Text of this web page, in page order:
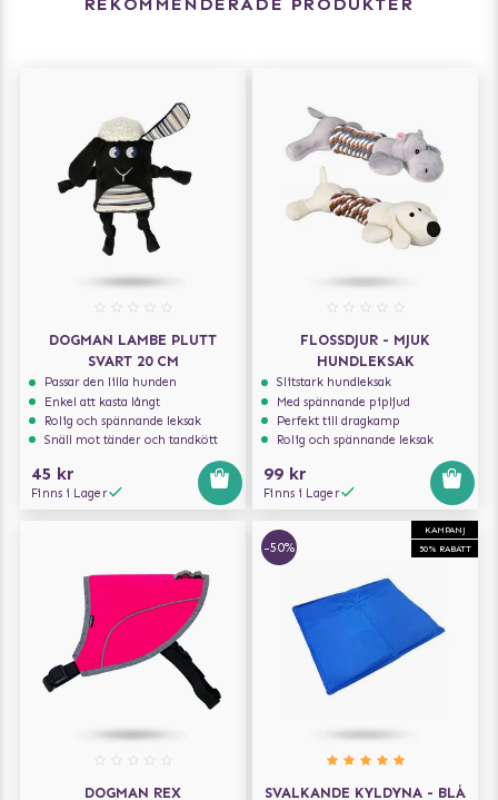
DOGMAN LAMBE PLUTT
SVART 20 CM
Passar den lilla hunden
Enkel att kasta långt
Rolig och spännande leksak
Snäll mot tänder och tandkött
45 kr
Finns i Lager
FLOSSDJUR - MJUK
HUNDLEKSAK
Slitstark hundleksak
Med spännande pipljud
Perfekt till dragkamp
Rolig och spännande leksak
99 kr
Finns i Lager
DOGMAN REX
KAMPANJ
50% RABATT
-50%
SVALKANDE KYLDYNA - BLÅ